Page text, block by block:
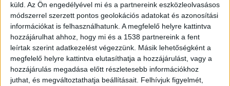
küld. Az Ön engedélyével mi és a partnereink eszközleolvasásos
módszerrel szerzett pontos geolokációs adatokat és azonosítási
információkat is felhasználhatunk. A megfelelő helyre kattintva
hozzájárulhat ahhoz, hogy mi és a 1538 partnereink a fent
leírtak szerint adatkezelést végezzünk. Másik lehetőségként a
megfelelő helyre kattintva elutasíthatja a hozzájárulást, vagy a
hozzájárulás megadása előtt részletesebb információkhoz
juthat, és megváltoztathatja beállításait. Felhívjuk figyelmét,
FRISS HÍREK
ZÖLDINFÓ 11 óra telt el a létrehozás óta
A hőség miatt veszélyesen megemelkedett a
talajközeli ózon szintje
ZÖLDINFÓ 12 óra telt el a létrehozás óta
Rekordhőség és történelmi aszály sújtja